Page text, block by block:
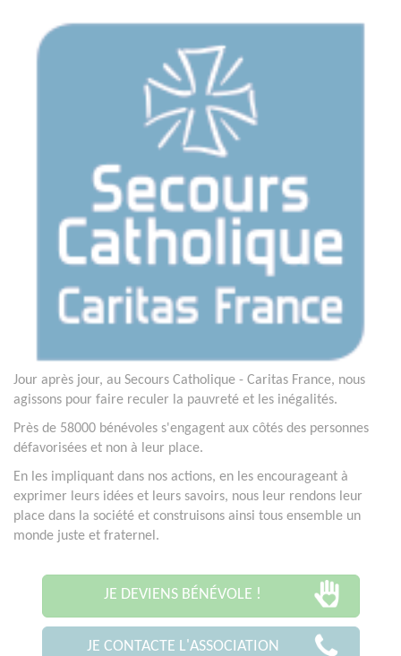
Jour après jour, au Secours Catholique - Caritas France, nous
agissons pour faire reculer la pauvreté et les inégalités.
Près de 58000 bénévoles s'engagent aux côtés des personnes
défavorisées et non à leur place.
En les impliquant dans nos actions, en les encourageant à
exprimer leurs idées et leurs savoirs, nous leur rendons leur
place dans la société et construisons ainsi tous ensemble un
monde juste et fraternel.
JE DEVIENS BÉNÉVOLE !
JE CONTACTE L'ASSOCIATION